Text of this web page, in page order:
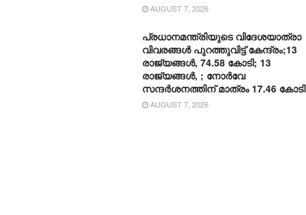
AUGUST 7, 2026
പ്രധാനമന്ത്രിയുടെ വിദേശയാത്രാ
വിവരങ്ങൾ പുറത്തുവിട്ട് കേന്ദ്രം;13
രാജ്യങ്ങൾ, 74.58 കോടി; 13
രാജ്യങ്ങൾ, ; നോർവേ
സന്ദർശനത്തിന് മാത്രം 17.46 കോടി
AUGUST 7, 2026